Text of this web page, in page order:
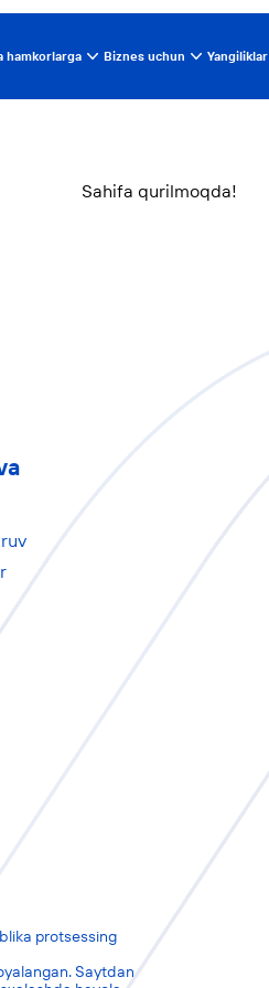
hamkorlarga Biznes uchun Yangiliklar
Sahifa qurilmoqda!
protsessing
Saytdan